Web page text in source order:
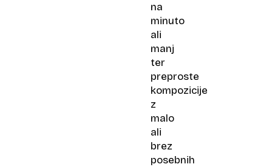
na
minuto
ali
manj
ter
preproste
kompozicije
z
malo
ali
brez
posebnih